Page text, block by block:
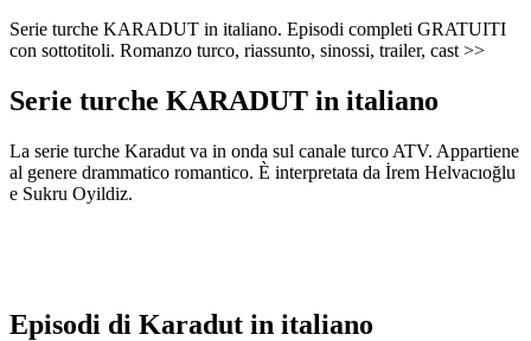
Serie turche KARADUT in italiano. Episodi completi GRATUITI
con sottotitoli. Romanzo turco, riassunto, sinossi, trailer, cast >>
Serie turche KARADUT in italiano
La serie turche Karadut va in onda sul canale turco ATV. Appartiene
al genere drammatico romantico. È interpretata da İrem Helvacıoğlu
e Sukru Oyildiz.
Episodi di Karadut in italiano